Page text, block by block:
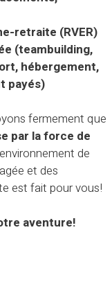
retraite (RVER)
(teambuilding,
hébergement,
payés)
fermement que
par la force de
de
et des
est fait pour vous!
aventure!